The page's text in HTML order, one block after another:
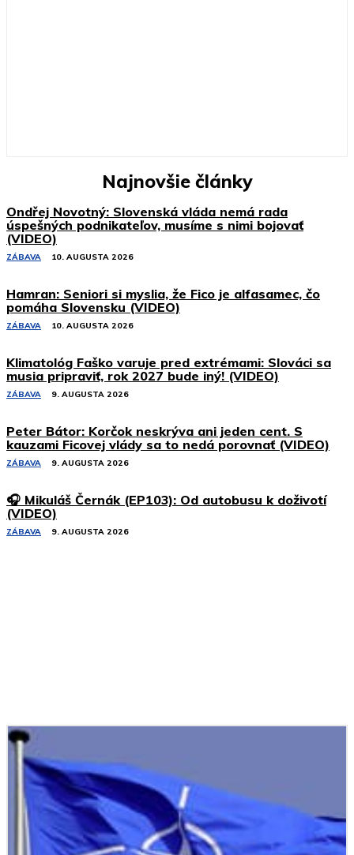
Najnovšie články
Ondřej Novotný: Slovenská vláda nemá rada
úspešných podnikateľov, musíme s nimi bojovať
(VIDEO)
ZÁBAVA 10. AUGUSTA 2026
Hamran: Seniori si myslia, že Fico je alfasamec, čo
pomáha Slovensku (VIDEO)
ZÁBAVA 10. AUGUSTA 2026
Klimatológ Faško varuje pred extrémami: Slováci sa
musia pripraviť, rok 2027 bude iný! (VIDEO)
ZÁBAVA 9. AUGUSTA 2026
Peter Bátor: Korčok neskrýva ani jeden cent. S
kauzami Ficovej vlády sa to nedá porovnať (VIDEO)
ZÁBAVA 9. AUGUSTA 2026
🎧 Mikuláš Černák (EP103): Od autobusu k doživotí
(VIDEO)
ZÁBAVA 9. AUGUSTA 2026